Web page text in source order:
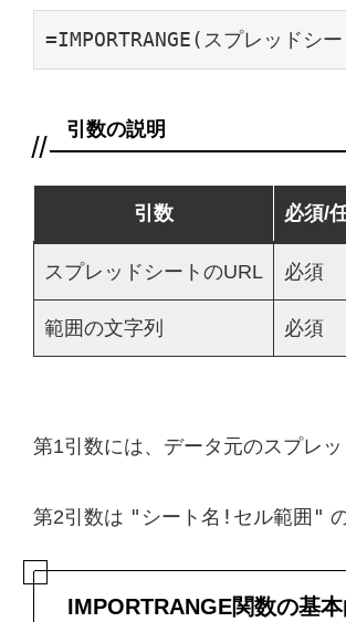
=IMPORTRANGE(スプレッドシ
引数の説明
引数 必須/
スプレッドシートのURL 必須
範囲の文字列 必須
第1引数には、データ元のスプレ
第2引数は "シート名!セル範囲"
IMPORTRANGE関数の基